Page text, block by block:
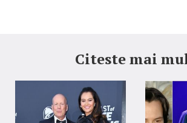
Citeste mai